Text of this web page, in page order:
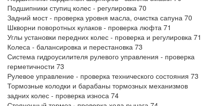
Подшипники ступиц колес - регулировка 70
Задний мост - проверка уровня масла, очистка сапуна 70
Шкворни поворотных кулаков - проверка люфта 71
Углы установки передних колес - проверка и регулировка 71
Колеса - балансировка и перестановка 73
Система гидроусилителя рулевого управления - проверка
герметичности 73
Рулевое управление - проверка технического состояния 73
Тормозные колодки и барабаны тормозных механизмов
задних колес - проверка износа 74